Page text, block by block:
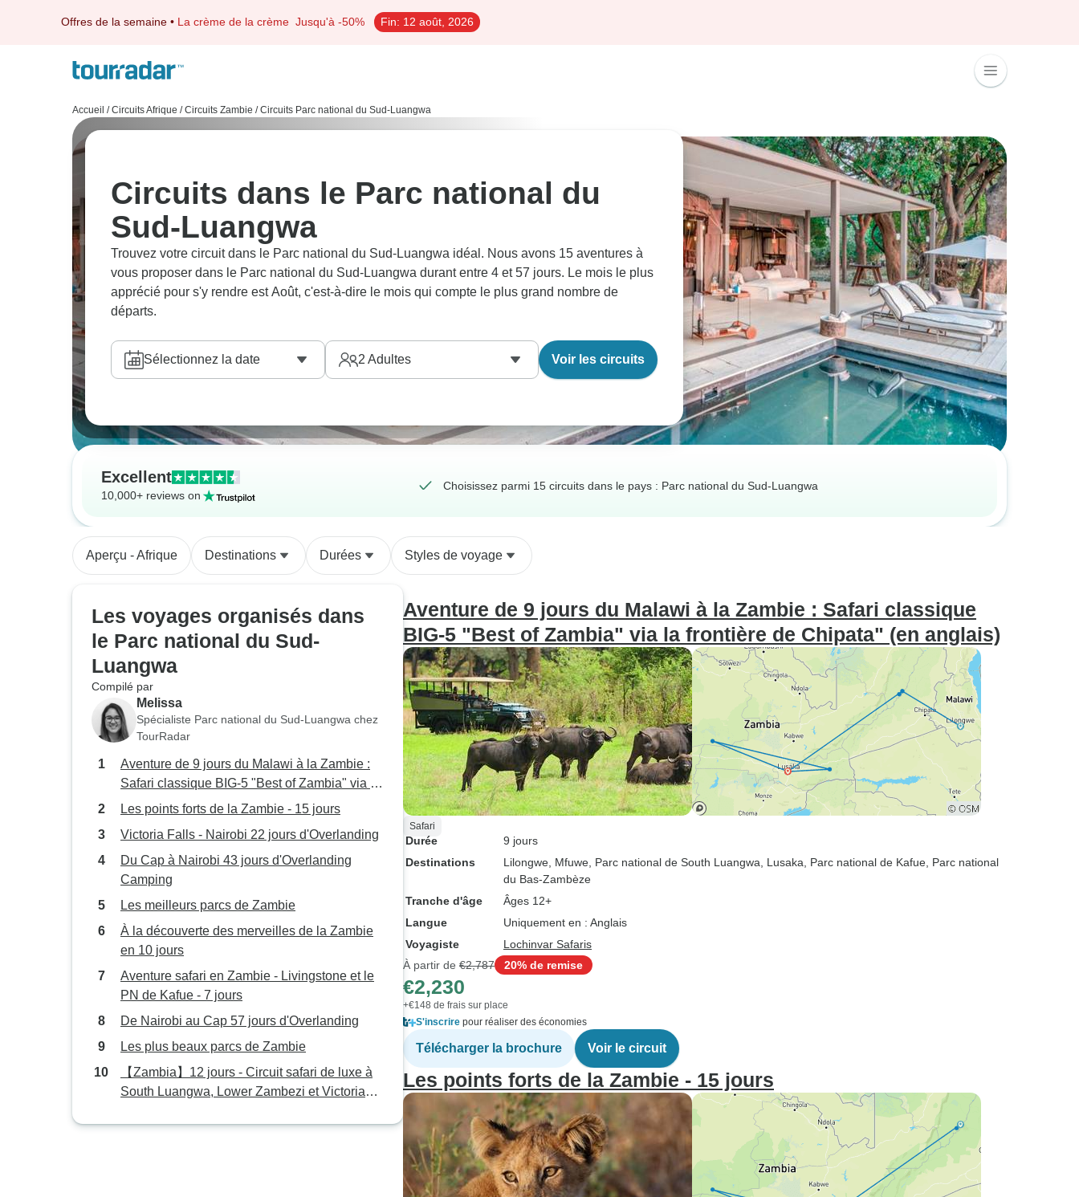
Offres de la semaine • La crème de la crème Jusqu'à -50% Fin: 12 août, 2026
Accueil / Circuits Afrique / Circuits Zambie / Circuits Parc national du Sud-Luangwa
Circuits dans le Parc national du
Sud-Luangwa
Trouvez votre circuit dans le Parc national du Sud-Luangwa idéal. Nous avons 15 aventures à
vous proposer dans le Parc national du Sud-Luangwa durant entre 4 et 57 jours. Le mois le plus
apprécié pour s'y rendre est Août, c'est-à-dire le mois qui compte le plus grand nombre de
départs.
Sélectionnez la date 2 Adultes Voir les circuits
Excellent
10,000+ reviews on
Choisissez parmi 15 circuits dans le pays : Parc national du Sud-Luangwa
Aperçu - Afrique Destinations Durées Styles de voyage
Les voyages organisés dans
le Parc national du Sud-
Luangwa
Compilé par
Melissa
Spécialiste Parc national du Sud-Luangwa chez
TourRadar
Aventure de 9 jours du Malawi à la Zambie :
Safari classique BIG-5 "Best of Zambia" via la
frontière de Chipata" (en anglais)
Les points forts de la Zambie - 15 jours
Victoria Falls - Nairobi 22 jours d'Overlanding
Du Cap à Nairobi 43 jours d'Overlanding
Camping
Les meilleurs parcs de Zambie
À la découverte des merveilles de la Zambie
en 10 jours
Aventure safari en Zambie - Livingstone et le
PN de Kafue - 7 jours
De Nairobi au Cap 57 jours d'Overlanding
Les plus beaux parcs de Zambie
【Zambia】12 jours - Circuit safari de luxe à
South Luangwa, Lower Zambezi et Victoria
Aventure de 9 jours du Malawi à la Zambie : Safari classique
BIG-5 "Best of Zambia" via la frontière de Chipata" (en anglais)
Safari
Durée
9 jours
Destinations
Lilongwe , Mfuwe , Parc national de South Luangwa , Lusaka , Parc national de Kafue , Parc national
du Bas-Zambèze
Tranche d'âge
Âges 12+
Langue
Uniquement en : Anglais
Voyagiste
Lochinvar Safaris
À partir de €2,787 20% de remise
€2,230
+€148 de frais sur place
S'inscrire pour réaliser des économies
Télécharger la brochure Voir le circuit
Les points forts de la Zambie - 15 jours